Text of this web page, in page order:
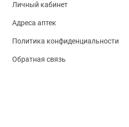
Личный кабинет
Адреса аптек
Политика конфиденциальности
Обратная связь